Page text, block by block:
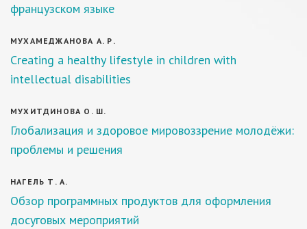
французском языке
МУХАМЕДЖАНОВА А. Р.
Creating a healthy lifestyle in children with
intellectual disabilities
МУХИТДИНОВА О. Ш.
Глобализация и здоровое мировоззрение молодёжи:
проблемы и решения
НАГЕЛЬ Т. А.
Обзор программных продуктов для оформления
досуговых мероприятий